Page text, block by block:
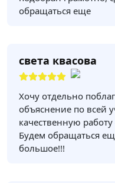
обращаться еще
света квасова
Хочу отдельно
объяснение по всей
качественную
Будем обращаться
большое!!!